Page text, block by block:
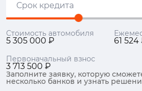
Срок кредита
Стоимость автомобиля
5 305 000 ₽ 61
Первоначальный взнос
3 713 500 ₽
Заполните заявку, которую
несколько банков и узнать